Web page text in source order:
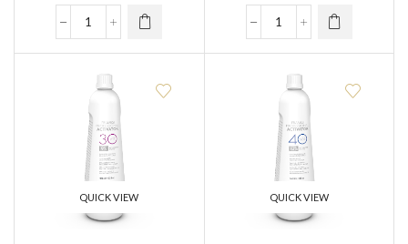
QUICK VIEW QUICK VIEW